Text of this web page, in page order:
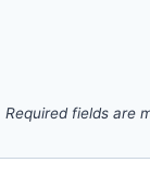
Required fields are